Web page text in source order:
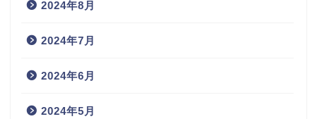
2024年8月
2024年7月
2024年6月
2024年5月